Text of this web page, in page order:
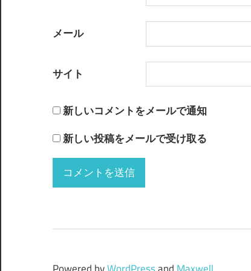
メール
サイト
新しいコメントをメールで通知
新しい投稿をメールで受け取る